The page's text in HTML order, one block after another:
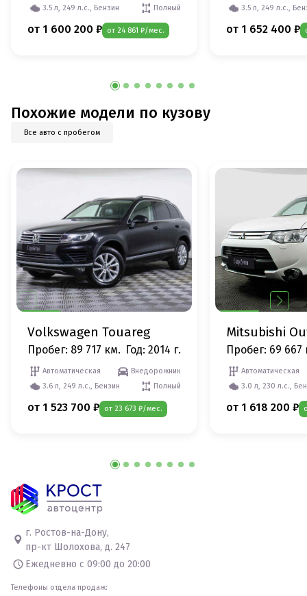
3.5 л, 249 л.с., Бензин
Полный
от 1 600 200 ₽ от 24 861 ₽/мес.
3.5 л, 249 л.с.,
от 1 652 400 ₽
Похожие модели по кузову
Все авто с пробегом
Volkswagen Touareg
Пробег: 89 717 км. Год: 2014 г.
Автоматическая
Внедорожник
3.6 л, 249 л.с., Бензин
Полный
от 1 523 700 ₽ от 23 673 ₽/мес.
Mitsubishi
Пробег: 69 667
Автоматическая
3.0 л, 230 л.с.,
от 1 618 200 ₽
г. Ростов-на-Дону,
пр-кт Шолохова, д. 247
Ежедневно с 09:00 до 20:00
Телефоны отдела продаж: